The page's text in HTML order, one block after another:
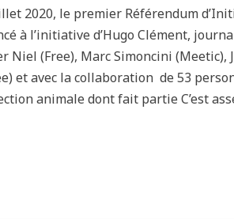
2020, le premier Référendum
à l’initiative d’Hugo Clément,
Niel (Free), Marc Simoncini (Meetic),
et avec la collaboration de 53
animale dont fait partie C’est